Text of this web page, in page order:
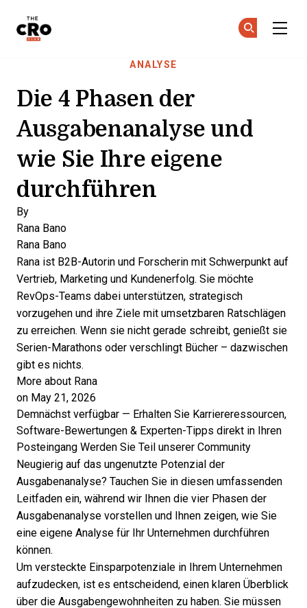
ANALYSE
Die 4 Phasen der
Ausgabenanalyse und
wie Sie Ihre eigene
durchführen
By
Rana Bano
Rana Bano
Rana ist B2B-Autorin und Forscherin mit Schwerpunkt auf
Vertrieb, Marketing und Kundenerfolg. Sie möchte
RevOps-Teams dabei unterstützen, strategisch
vorzugehen und ihre Ziele mit umsetzbaren Ratschlägen
zu erreichen. Wenn sie nicht gerade schreibt, genießt sie
Serien-Marathons oder verschlingt Bücher – dazwischen
gibt es nichts.
More about Rana
on May 21, 2026
Demnächst verfügbar — Erhalten Sie Karriereressourcen,
Software-Bewertungen & Experten-Tipps direkt in Ihren
Posteingang Werden Sie Teil unserer Community
Neugierig auf das ungenutzte Potenzial der
Ausgabenanalyse? Tauchen Sie in diesen umfassenden
Leitfaden ein, während wir Ihnen die vier Phasen der
Ausgabenanalyse vorstellen und Ihnen zeigen, wie Sie
eine eigene Analyse für Ihr Unternehmen durchführen
können.
Um versteckte Einsparpotenziale in Ihrem Unternehmen
aufzudecken, ist es entscheidend, einen klaren Überblick
über die Ausgabengewohnheiten zu haben. Sie müssen